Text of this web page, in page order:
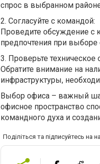
спрос в выбранном
2. Согласуйте с командой:
Проведите обсуждение с
предпочтения при выборе
3. Проверьте техническое
Обратите внимание на
инфраструктуры,
Выбор офиса – важный
офисное пространство
командного духа и
Поділіться та підписуйтесь на